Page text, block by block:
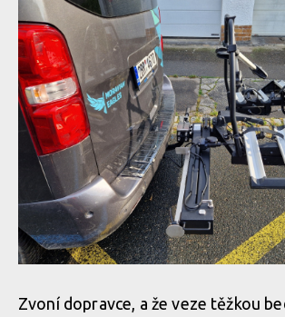
Zvoní dopravce, a že veze těžkou